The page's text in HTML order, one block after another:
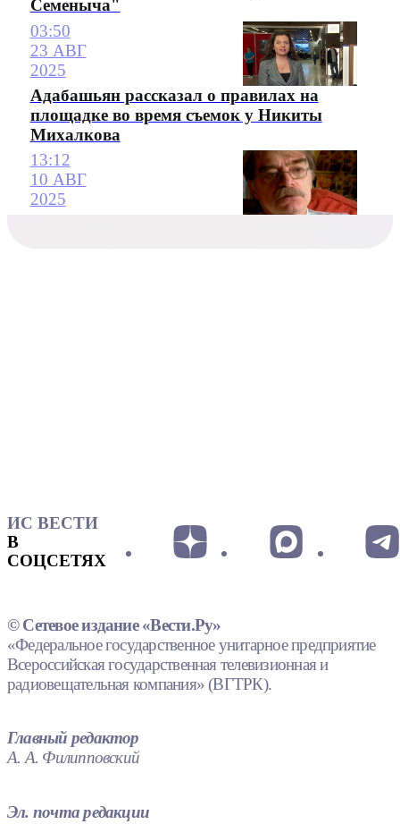
Семеныча"
03:50
23 АВГ
2025
Адабашьян рассказал о правилах на
площадке во время съемок у Никиты
Михалкова
13:12
10 АВГ
2025
ИС ВЕСТИ
В
СОЦСЕТЯХ
© Сетевое издание «Вести.Ру»
«Федеральное государственное унитарное предприятие
Всероссийская государственная телевизионная и
радиовещательная компания» (ВГТРК).
Главный редактор
А. А. Филипповский
Эл. почта редакции